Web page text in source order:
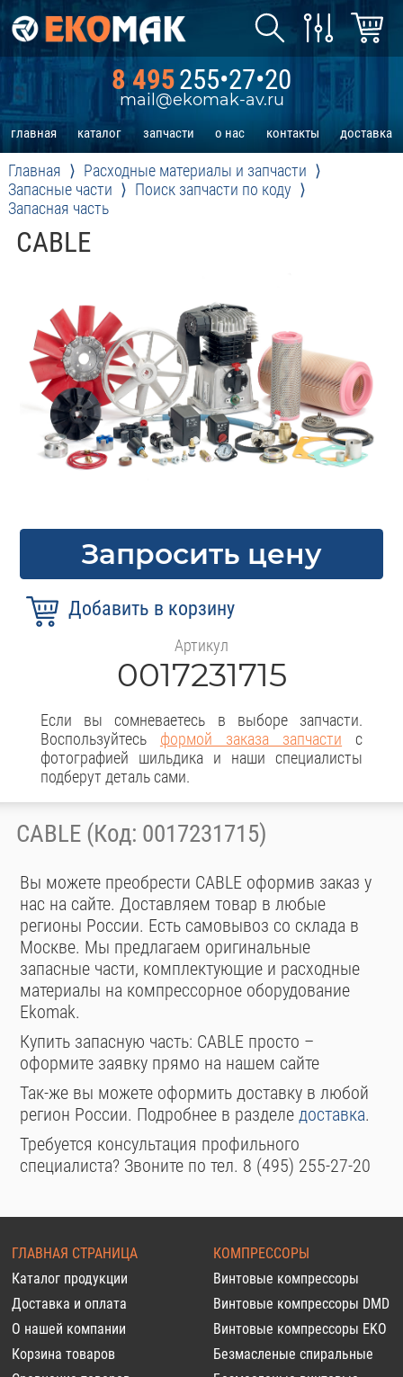
8 495255•27•20
mail@ekomak-av.ru
главная каталог запчасти о нас контакты доставка
Главная
Расходные материалы и запчасти
Запасные части
Поиск запчасти по коду
Запасная часть
CABLE
Запросить цену
Артикул
0017231715
Если вы сомневаетесь в выборе запчасти.
Воспользуйтесь формой заказа запчасти с
фотографией шильдика и наши специалисты
подберут деталь сами.
CABLE (Код: 0017231715)
Вы можете преобрести CABLE оформив заказ у
нас на сайте. Доставляем товар в любые
регионы России. Есть самовывоз со склада в
Москве. Мы предлагаем оригинальные
запасные части, комплектующие и расходные
материалы на компрессорное оборудование
Ekomak.
Купить запасную часть: CABLE просто –
оформите заявку прямо на нашем сайте
Так-же вы можете оформить доставку в любой
регион России. Подробнее в разделедоставка.
Требуется консультация профильного
специалиста? Звоните по тел. 8 (495) 255-27-20
ГЛАВНАЯ СТРАНИЦА
Каталог продукции
Доставка и оплата
О нашей компании
Корзина товаров
КОМПРЕССОРЫ
Винтовые компрессоры
Винтовые компрессоры DMD
Винтовые компрессоры EKO
Безмасленые спиральные